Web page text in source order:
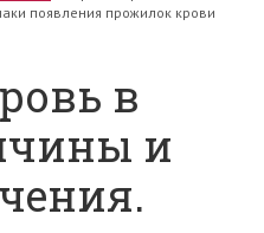
появления прожилок крови
в
и